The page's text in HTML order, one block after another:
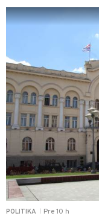
POLITIKA Pre 10 h